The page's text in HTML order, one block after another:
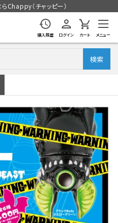
Chappy（チャッピー）
購入履歴 ログイン カート メニュー
検索
会員登録
チェック